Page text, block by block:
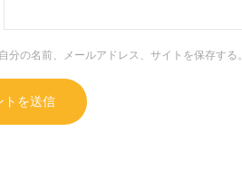
の名前、メールアドレス、サイトを保存する。